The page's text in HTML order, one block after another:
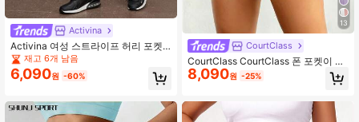
Activina
Activina 여성 스트라이프 허리 포켓
스포츠 스커트
재고 6개 남음
6,090원 -60%
13
CourtClass
CourtClass CourtClass 폰 포켓이 있
는 와이드 웨이스트밴드 플리츠 스포
츠 스커트 블루 스커트 테니스 스커트
8,090원 -25%